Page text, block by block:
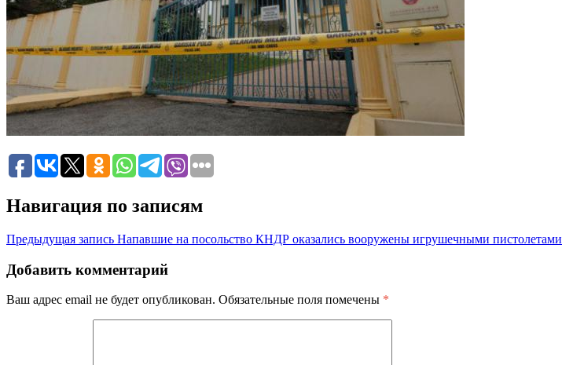
Навигация по записям
Предыдущая запись Напавшие на посольство КНДР оказались вооружены игрушечными пистолетами
Добавить комментарий
Ваш адрес email не будет опубликован. Обязательные поля помечены *